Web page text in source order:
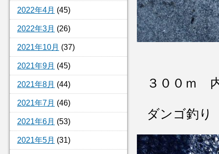
2022年4月 (45)
2022年3月 (26)
2021年10月 (37)
2021年9月 (45)
2021年8月 (44)
2021年7月 (46)
2021年6月 (53)
2021年5月 (31)
３００ｍ
ダンゴ釣り